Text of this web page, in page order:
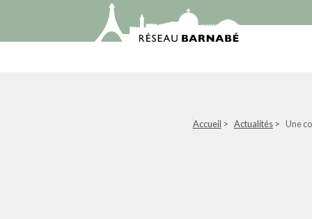
Accueil > Actualités> Une